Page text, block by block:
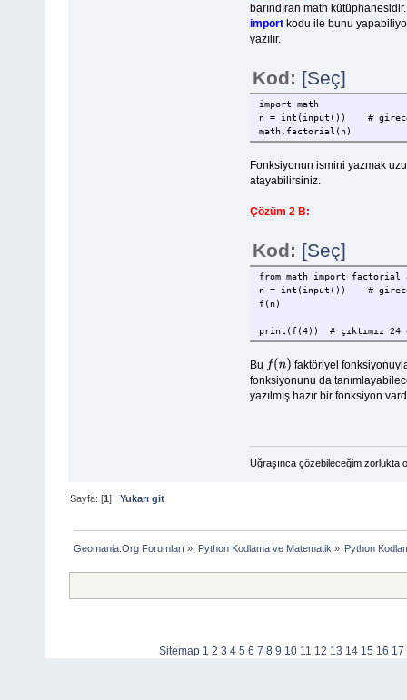
barındıran math
importkodu ile bunu
yazılır.
Kod: [Seç]
import math
n = int(input()) #
math.factorial(n)
Fonksiyonun ismini yazmak
atayabilirsiniz.
Çözüm 2 B:
Kod: [Seç]
from math import factorial
n = int(input()) #
f(n)
print(f(4)) # çıktımız 24
Bu f(n)
faktöriyel
fonksiyonunu da
yazılmış hazır bir fonksiyon
Uğraşınca çözebileceğim zorlukta
Sayfa: [1]Yukarı git
Geomania.Org Forumları » Python Kodlama ve Matematik » Python
Sitemap 1 2 3 4 5 6 7 8 9 10 11 12 13 14 15 16 17